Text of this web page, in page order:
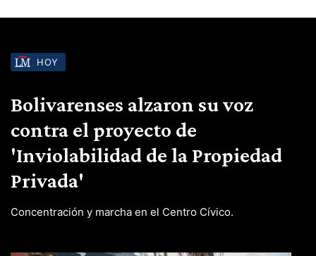
HOY
Bolivarenses alzaron su voz
contra el proyecto de
'Inviolabilidad de la Propiedad
Privada'
Concentración y marcha en el Centro Cívico.